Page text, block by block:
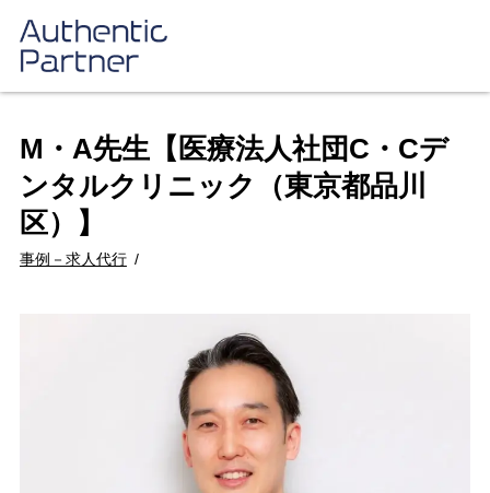
事例－求人代行
M・A先生【医療法人社団C・Cデ
ンタルクリニック（東京都品川
区）】